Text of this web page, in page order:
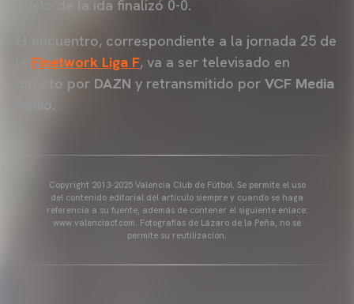
duelo de la ida finalizó 0-0.
El encuentro, correspondiente a la jornada 25 de
Finetwork Liga F, va a ser televisado en
directo por DAZN y retransmitido por VCF Media
.
Copyright 2013-2025 Valencia Club de Fútbol. Se permite el uso
del contenido editorial del artículo siempre y cuando se haga
referencia a su fuente, además de contener el siguiente enlace:
www.valenciacf.com. Fotografías de Lázaro de la Peña, no se
permite su reutilización.